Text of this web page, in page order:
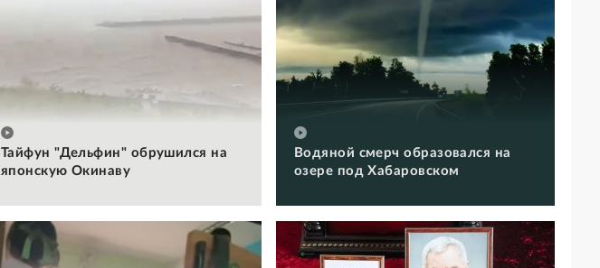
Тайфун "Дельфин" обрушился на
японскую Окинаву
Водяной смерч образовался на
озере под Хабаровском